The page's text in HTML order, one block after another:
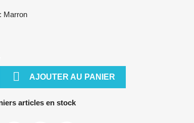
Marron
 AJOUTER AU PANIER
articles en stock